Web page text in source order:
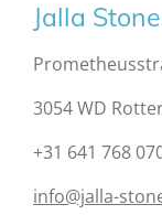
Jalla
3054 WD
+31 641 768
info@jalla-